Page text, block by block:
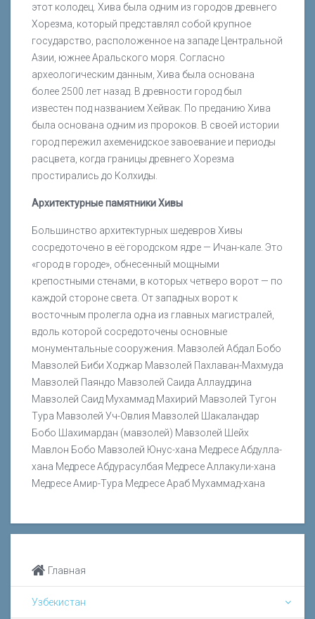
этот колодец. Хива была одним из городов древнего
Хорезма, который представлял собой крупное
государство, расположенное на западе Центральной
Азии, южнее Аральского моря. Согласно
археологическим данным, Хива была основана
более 2500 лет назад. В древности город был
известен под названием Хейвак. По преданию Хива
была основана одним из пророков. В своей истории
город пережил ахеменидское завоевание и периоды
расцвета, когда границы древнего Хорезма
простирались до Колхиды.
Архитектурные памятники Хивы
Большинство архитектурных шедевров Хивы
сосредоточено в её городском ядре — Ичан-кале. Это
«город в городе», обнесенный мощными
крепостными стенами, в которых четверо ворот — по
каждой стороне света. От западных ворот к
восточным пролегла одна из главных магистралей,
вдоль которой сосредоточены основные
монументальные сооружения. Мавзолей Абдал Бобо
Мавзолей Биби Ходжар Мавзолей Пахлаван-Махмуда
Мавзолей Паяндо Мавзолей Саида Аллауддина
Мавзолей Саид Мухаммад Махирий Мавзолей Тугон
Тура Мавзолей Уч-Овлия Мавзолей Шакаландар
Бобо Шахимардан (мавзолей) Мавзолей Шейх
Мавлон Бобо Мавзолей Юнус-хана Медресе Абдулла-
хана Медресе Абдурасулбая Медресе Аллакули-хана
Медресе Амир-Тура Медресе Араб Мухаммад-хана
Главная
Узбекистан